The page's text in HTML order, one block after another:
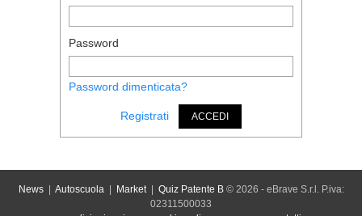
Password
Password dimenticata?
Registrati ACCEDI
News| Autoscuola| Market| Quiz Patente B© 2026 - eBrave S.r.l. P.iva:
02311500033